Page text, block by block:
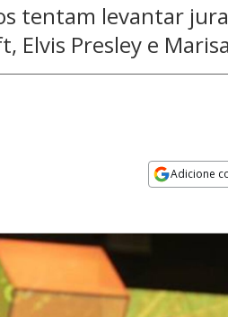
tentam levantar
Elvis Presley e
Adicione